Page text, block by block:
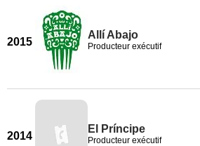
2015
Allí Abajo
Producteur exécutif
2014
El Príncipe
Producteur exécutif